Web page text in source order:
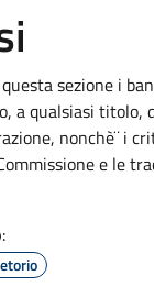
sezione i
a qualsiasi titolo,
nonchè¨ i
e le
: